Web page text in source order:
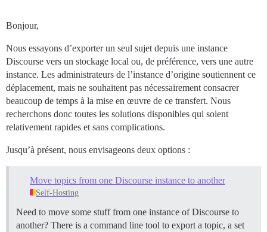
Bonjour,
Nous essayons d’exporter un seul sujet depuis une instance
Discourse vers un stockage local ou, de préférence, vers une autre
instance. Les administrateurs de l’instance d’origine soutiennent ce
déplacement, mais ne souhaitent pas nécessairement consacrer
beaucoup de temps à la mise en œuvre de ce transfert. Nous
recherchons donc toutes les solutions disponibles qui soient
relativement rapides et sans complications.
Jusqu’à présent, nous envisageons deux options :
Move topics from one Discourse instance to another
Self-Hosting
Need to move some stuff from one instance of Discourse to
another? There is a command line tool to export a topic, a set